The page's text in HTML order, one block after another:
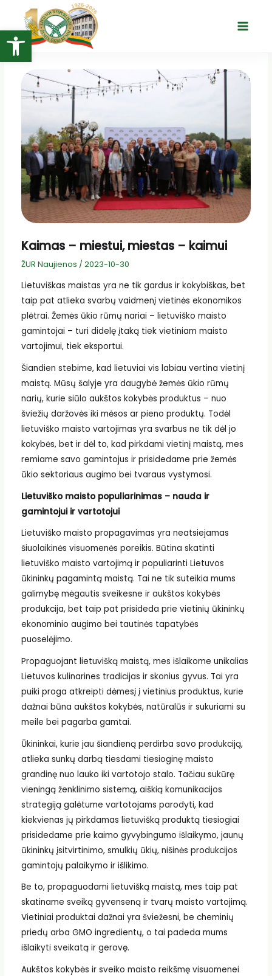
Open toolbar
turinio
Main
Kaimas – miestui, miestas – kaimui
ŽUR Naujienos / 2023-10-30
Lietuviškas maistas yra ne tik gardus ir kokybiškas, bet
taip pat atlieka svarbų vaidmenį vietinės ekonomikos
plėtrai. Žemės ūkio rūmų nariai – lietuviško maisto
gamintojai – turi didelę įtaką tiek vietiniam maisto
vartojimui, tiek eksportui.
Šiandien stebime, kad lietuviai vis labiau vertina vietinį
maistą. Mūsų šalyje yra daugybė žemės ūkio rūmų
narių, kurie siūlo aukštos kokybės produktus – nuo
šviežių daržovės iki mėsos ar pieno produktų. Todėl
lietuviško maisto vartojimas yra svarbus ne tik dėl jo
kokybės, bet ir dėl to, kad pirkdami vietinį maistą, mes
remiame savo gamintojus ir prisidedame prie žemės
ūkio sektoriaus augimo bei tvaraus vystymosi.
Lietuviško maisto populiarinimas – nauda ir
gamintojui ir vartotojui
Lietuviško maisto propagavimas yra neatsiejamas
šiuolaikinės visuomenės poreikis. Būtina skatinti
lietuviško maisto vartojimą ir populiarinti Lietuvos
ūkininkų pagamintą maistą. Tai ne tik suteikia mums
galimybę mėgautis sveikesne ir aukštos kokybės
produkcija, bet taip pat prisideda prie vietinių ūkininkų
ekonominio augimo bei tautinės tapatybės
puoselėjimo.
Propaguojant lietuvišką maistą, mes išlaikome unikalias
Lietuvos kulinarines tradicijas ir skonius gyvus. Tai yra
puiki proga atkreipti dėmesį į vietinius produktus, kurie
dažnai būna aukštos kokybės, natūralūs ir sukuriami su
meile bei pagarba gamtai.
Ūkininkai, kurie jau šiandieną perdirba savo produkciją,
atlieka sunkų darbą tiesdami tiesioginę maisto
grandinę nuo lauko iki vartotojo stalo. Tačiau sukūrę
vieningą ženklinimo sistemą, aiškią komunikacijos
strategiją galėtume vartotojams parodyti, kad
kiekvienas jų pirkdamas lietuvišką produktą tiesiogiai
prisidedame prie kaimo gyvybingumo išlaikymo, jaunų
ūkininkų įsitvirtinimo, smulkių ūkių, nišinės produkcijos
gamintojų palaikymo ir išlikimo.
Be to, propaguodami lietuvišką maistą, mes taip pat
skatiname sveiką gyvenseną ir tvarų maisto vartojimą.
Vietiniai produktai dažnai yra šviežesni, be cheminių
priedų arba GMO ingredientų, o tai padeda mums
išlaikyti sveikatą ir gerovę.
Aukštos kokybės ir sveiko maisto reikšmę visuomenei